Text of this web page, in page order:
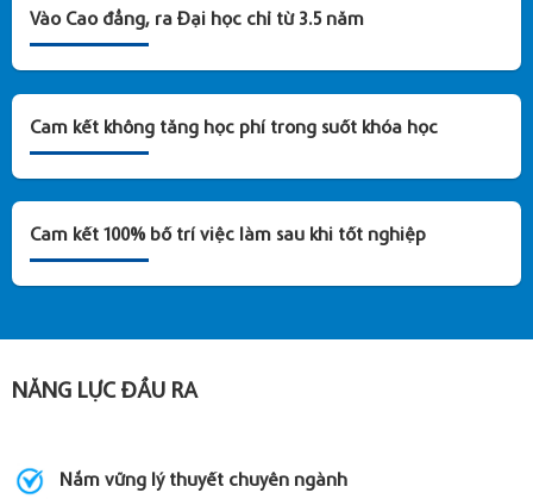
Vào Cao đẳng, ra Đại học chỉ từ 3.5 năm
Cam kết không tăng học phí trong suốt khóa học
Cam kết 100% bố trí việc làm sau khi tốt nghiệp
NĂNG LỰC ĐẦU RA
Nắm vững lý thuyết chuyên ngành